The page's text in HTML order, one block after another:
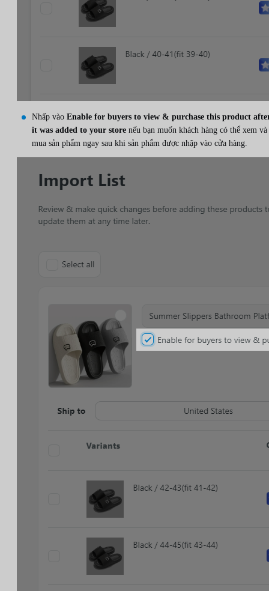
Nhấp vào Enable for buyers to view & purchase this product
it was added to your store nếu bạn muốn khách hàng có thể xem và
mua sản phẩm ngay sau khi sản phẩm được nhập vào cửa hàng.